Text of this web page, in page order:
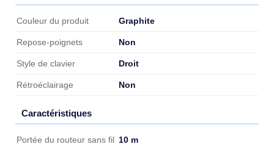
Design
Couleur du produit Graphite
Repose-poignets Non
Style de clavier Droit
Rétroéclairage Non
Caractéristiques
Caractéristiques
Portée du routeur sans fil 10 m